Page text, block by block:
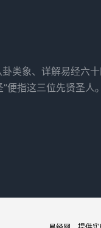
类象、详解易经六
”便指这三位先贤圣